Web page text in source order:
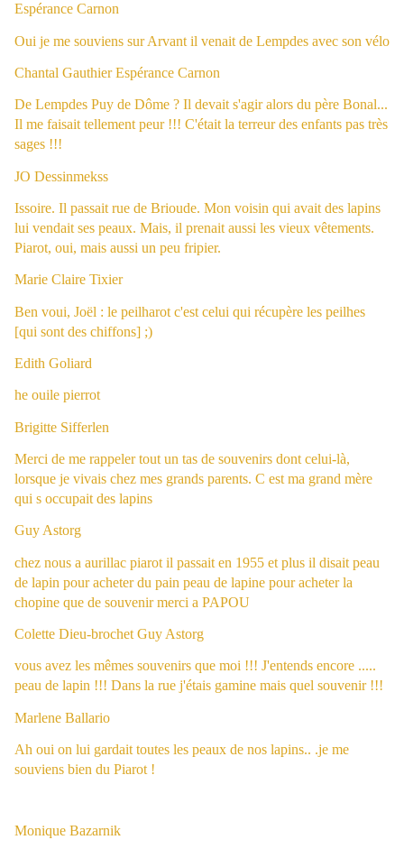
Espérance Carnon
Oui je me souviens sur Arvant il venait de Lempdes avec son vélo
Chantal Gauthier Espérance Carnon
De Lempdes Puy de Dôme ? Il devait s'agir alors du père Bonal...
Il me faisait tellement peur !!! C'était la terreur des enfants pas très
sages !!!
JO Dessinmekss
Issoire. Il passait rue de Brioude. Mon voisin qui avait des lapins
lui vendait ses peaux. Mais, il prenait aussi les vieux vêtements.
Piarot, oui, mais aussi un peu fripier.
Marie Claire Tixier
Ben voui, Joël : le peilharot c'est celui qui récupère les peilhes
[qui sont des chiffons] ;)
Edith Goliard
he ouile pierrot
Brigitte Sifferlen
Merci de me rappeler tout un tas de souvenirs dont celui-là,
lorsque je vivais chez mes grands parents. C est ma grand mère
qui s occupait des lapins
Guy Astorg
chez nous a aurillac piarot il passait en 1955 et plus il disait peau
de lapin pour acheter du pain peau de lapine pour acheter la
chopine que de souvenir merci a PAPOU
Colette Dieu-brochet Guy Astorg
vous avez les mêmes souvenirs que moi !!! J'entends encore .....
peau de lapin !!! Dans la rue j'étais gamine mais quel souvenir !!!
Marlene Ballario
Ah oui on lui gardait toutes les peaux de nos lapins.. .je me
souviens bien du Piarot !
Monique Bazarnik